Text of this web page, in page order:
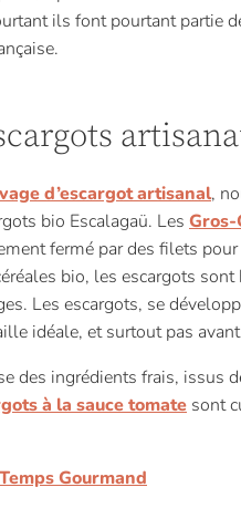
ils font pourtant partie
d’escargot artisanal,
bio Escalagaü. Les Gros-
fermé par des filets
bio, les escargots
Les escargots, se
idéale, et surtout pas
des ingrédients frais, issus
à la sauce tomate sont